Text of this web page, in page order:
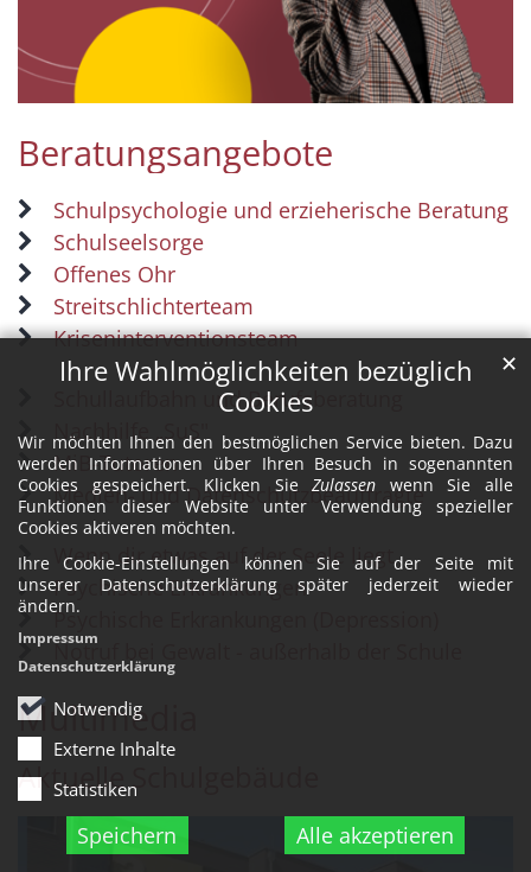
Ihre Wahlmöglichkeiten bezüglich
Cookies
Wir möchten Ihnen den bestmöglichen Service bieten. Dazu
werden Informationen über Ihren Besuch in sogenannten
Cookies gespeichert. Klicken SieZulassen wenn Sie alle
Funktionen dieser Website unter Verwendung spezieller
Cookies aktiveren möchten.
Ihre Cookie-Einstellungen können Sie auf der Seite mit
unserer Datenschutzerklärung später jederzeit wieder
ändern.
Notwendig
Externe Inhalte
Statistiken
Speichern Alle akzeptieren
✕
Impressum
Datenschutzerklärung
Beratungsangebote
Schulpsychologie und erzieherische Beratung
Schulseelsorge
Offenes Ohr
Streitschlichterteam
Kriseninterventionsteam
Schullaufbahn und Berufsberatung
Nachhilfe „SuS"
MiB-Tutoren
Medien- und Datenschutzbeauftragte
Wenn dir etwas auf der Seele liegt
Psychische Erkrankungen
Psychische Erkrankungen (Depression)
Notruf bei Gewalt - außerhalb der Schule
Multimedia
Aktuelle Schulgebäude